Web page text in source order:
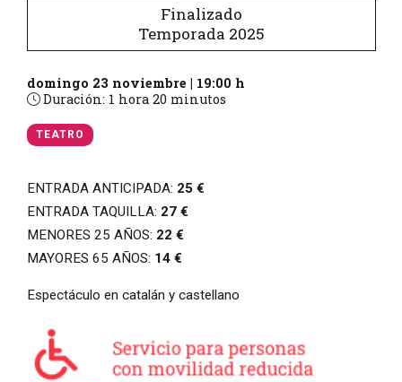
Finalizado
Temporada 2025
domingo 23 noviembre | 19:00 h
Duración:1 hora 20 minutos
TEATRO
ENTRADA ANTICIPADA: 25 €
ENTRADA TAQUILLA: 27 €
MENORES 25 AÑOS: 22 €
MAYORES 65 AÑOS: 14 €
Espectáculo en catalán y castellano